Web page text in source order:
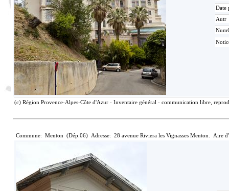
Date
Autr
(c) Région Provence-Alpes-Côte d'Azur - Inventaire général - communication libre,
Commune: Menton (Dép.06) Adresse: 28 avenue Riviera les Vignasses Menton. Aire